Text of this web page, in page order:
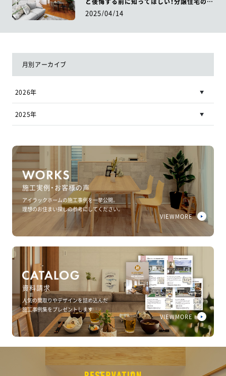
リットとデメリット
2025/04/14
月別アーカイブ
2026年
2025年
施工実例・お客様の声
アイラックホームの施工事例を一挙公開。
理想のお住まい探しの参考にしてください。
VIEWMORE
資料請求
人気の間取りやデザインを詰め込んだ
施工事例集をプレゼントします
VIEWMORE